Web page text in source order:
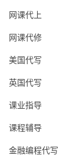
网课代上
网课代修
美国代写
英国代写
课业指导
课程辅导
金融编程代写